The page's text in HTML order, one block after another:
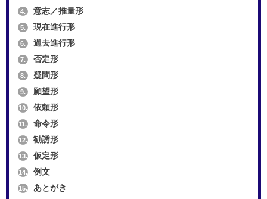
4. 意志／推量形
5. 現在進行形
6. 過去進行形
7. 否定形
8. 疑問形
9. 願望形
10. 依頼形
11. 命令形
12. 勧誘形
13. 仮定形
14. 例文
15. あとがき